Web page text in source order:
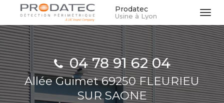
Aller
contenu
principal
Prodatec
Usine à Lyon
04 78 91 62 04
Allée Guimet 69250 FLEURIEU
SUR SAONE